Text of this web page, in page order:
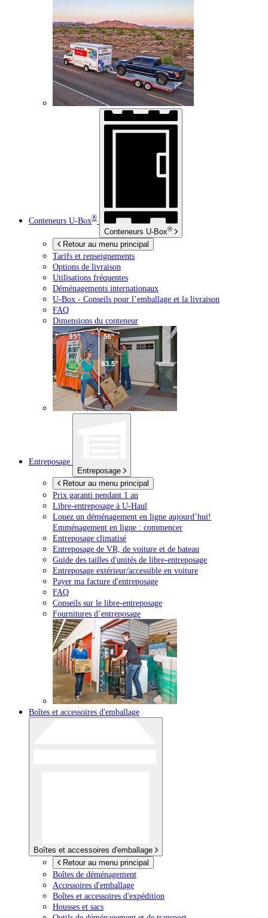
Conteneurs U-Box®
Conteneurs U-Box®
Retour au menu principal
Tarifs et renseignements
Options de livraison
Utilisations fréquentes
Déménagements internationaux
U-Box - Conseils pour l’emballage et la livraison
FAQ
Dimensions du conteneur
Entreposage
Entreposage
Retour au menu principal
Prix garanti pendant 1 an
Libre-entreposage à U-Haul
Louez un déménagement en ligne aujourd’hui!
Emménagement en ligne : commencer
Entreposage climatisé
Entreposage de VR, de voiture et de bateau
Guide des tailles d'unités de libre-entreposage
Entreposage extérieur/accessible en voiture
Payer ma facture d'entreposage
FAQ
Conseils sur le libre-entreposage
Fournitures d’entreposage
Boîtes et accessoires d'emballage
Boîtes et accessoires d'emballage
Retour au menu principal
Boîtes de déménagement
Accessoires d'emballage
Boîtes et accessoires d'expédition
Housses et sacs